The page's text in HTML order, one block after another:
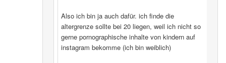
Also ich bin ja auch dafür. ich finde die
altergrenze sollte bei 20 liegen, weil ich nicht so
gerne pornographische inhalte von kindern auf
instagram bekomme (ich bin weiblich)